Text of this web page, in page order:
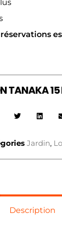
TANAKA 15
Jardin,
Description